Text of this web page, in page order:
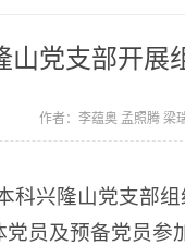
山党支部开展
作者：李蕴奥 孟照腾
科兴隆山党支部
员及预备党员参